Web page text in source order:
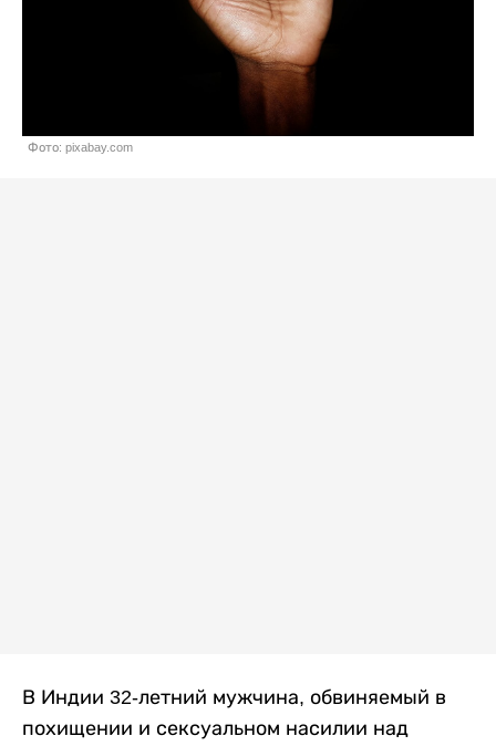
Фото: pixabay.com
В Индии 32-летний мужчина, обвиняемый в
похищении и сексуальном насилии над